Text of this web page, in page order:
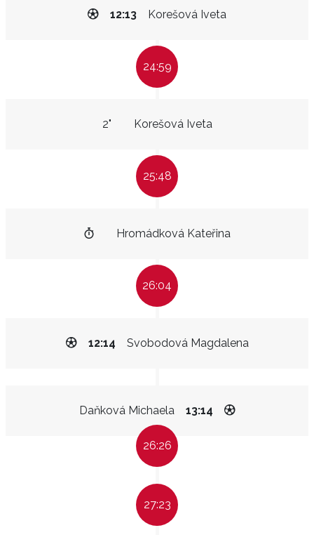
Korešová Iveta
12:13
24:59
Korešová Iveta
2"
25:48
Hromádková Kateřina
26:04
Svobodová Magdalena
12:14
Daňková Michaela 13:14
26:26
27:23